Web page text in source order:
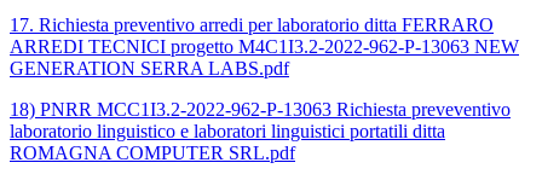
17. Richiesta preventivo arredi per laboratorio ditta FERRARO
ARREDI TECNICI progetto M4C1I3.2-2022-962-P-13063 NEW
GENERATION SERRA LABS.pdf
18) PNRR MCC1I3.2-2022-962-P-13063 Richiesta preveventivo
laboratorio linguistico e laboratori linguistici portatili ditta
ROMAGNA COMPUTER SRL.pdf